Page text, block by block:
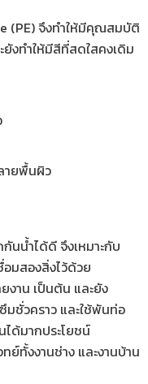
(PE) จึงทำให้มีคุณสมบัติ
งทำให้มีสีที่สดใสคงเดิม
ายพื้นผิว
นน้ำได้ดี จึงเหมาะกับ
มสองสิ่งไว้ด้วย
งาน เป็นต้น และยัง
ชั่วคราว และใช้พันท่อ
ได้มากประโยชน์
ย์ทั้งงานช่าง และงานบ้าน